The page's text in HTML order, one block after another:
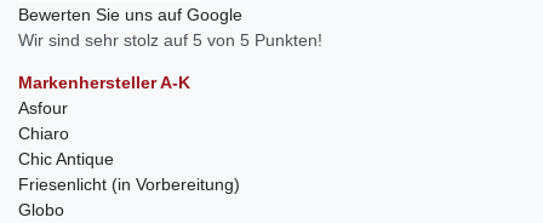
Bewerten Sie uns auf Google
Wir sind sehr stolz auf 5 von 5 Punkten!
Markenhersteller A-K
Asfour
Chiaro
Chic Antique
Friesenlicht (in Vorbereitung)
Globo